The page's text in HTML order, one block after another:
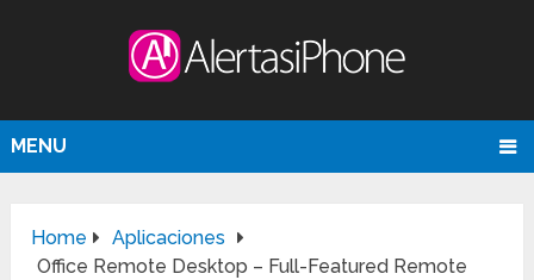
MENU
Home
Aplicaciones
Office Remote Desktop – Full-Featured Remote